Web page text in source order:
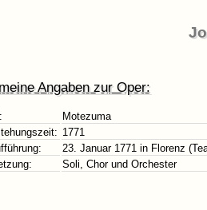
Angaben zur Oper:
Motezuma
1771
23. Januar 1771 in Florenz
Soli, Chor und Orchester